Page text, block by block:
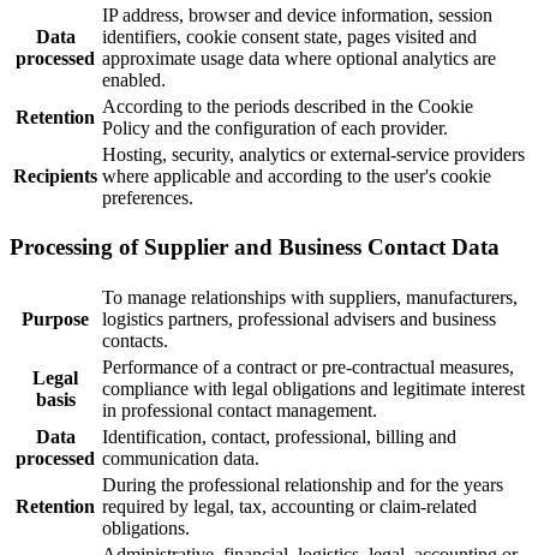
Data
processed
IP address, browser and device information, session
identifiers, cookie consent state, pages visited and
approximate usage data where optional analytics are
enabled.
Retention
According to the periods described in the Cookie
Policy and the configuration of each provider.
Recipients
Hosting, security, analytics or external-service providers
where applicable and according to the user's cookie
preferences.
Processing of Supplier and Business Contact Data
Purpose
To manage relationships with suppliers, manufacturers,
logistics partners, professional advisers and business
contacts.
Legal
basis
Performance of a contract or pre-contractual measures,
compliance with legal obligations and legitimate interest
in professional contact management.
Data
processed
Identification, contact, professional, billing and
communication data.
Retention
During the professional relationship and for the years
required by legal, tax, accounting or claim-related
obligations.